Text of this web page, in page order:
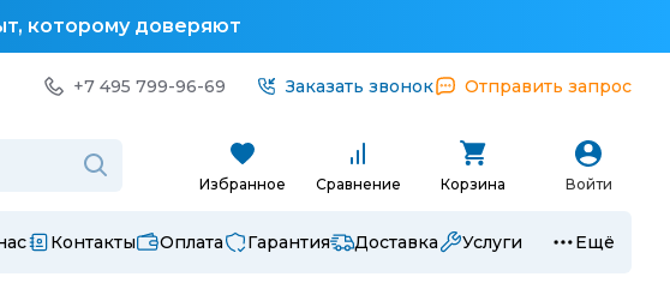
которому доверяют
+7 495 799-96-69 Заказать звонок Отправить запрос
Избранное Сравнение Корзина Войти
Контакты Оплата Гарантия Доставка Услуги Ещё